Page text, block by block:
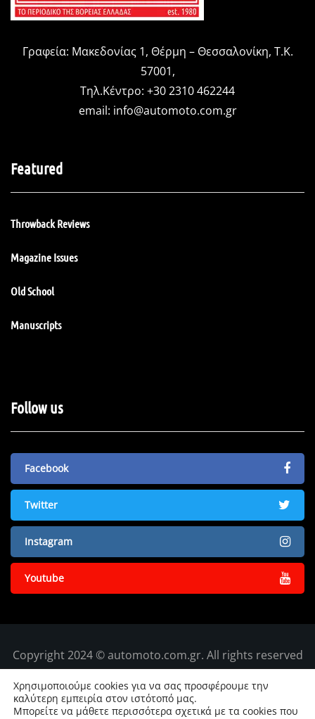
Γραφεία: Μακεδονίας 1, Θέρμη – Θεσσαλονίκη, Τ.Κ.
57001,
Τηλ.Κέντρο: +30 2310 462244
email: info@automoto.com.gr
Featured
Throwback Reviews
Magazine Issues
Old School
Manuscripts
Follow us
Facebook
Twitter
Instagram
Youtube
Copyright 2024 © automoto.com.gr. All rights reserved
Χρησιμοποιούμε cookies για να σας προσφέρουμε την
καλύτερη εμπειρία στον ιστότοπό μας.
Μπορείτε να μάθετε περισσότερα σχετικά με τα cookies που